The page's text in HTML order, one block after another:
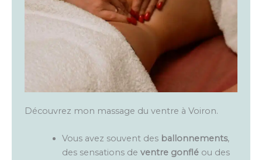
Découvrez mon massage du ventre à Voiron.
Vous avez souvent des ballonnements,
des sensations de ventre gonfléou des